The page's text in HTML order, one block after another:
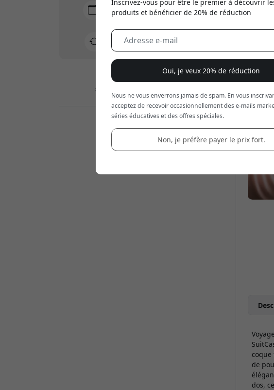
de
dos,
Livraison 7-11 août
Livraison rapide et traçable
Retour sous 30 jours
Paiements sécurisés avec chiffrement
Inscrivez-vous pour être le premier à découvrir
produits et bénéficier de 20% de réduction
Oui, je veux 20% de réduction
Nous ne vous enverrons jamais de spam. En vous
acceptez de recevoir occasionnellement des e-mails
séries éducatives et des offres spéciales.
Non, je préfère payer le prix fort.